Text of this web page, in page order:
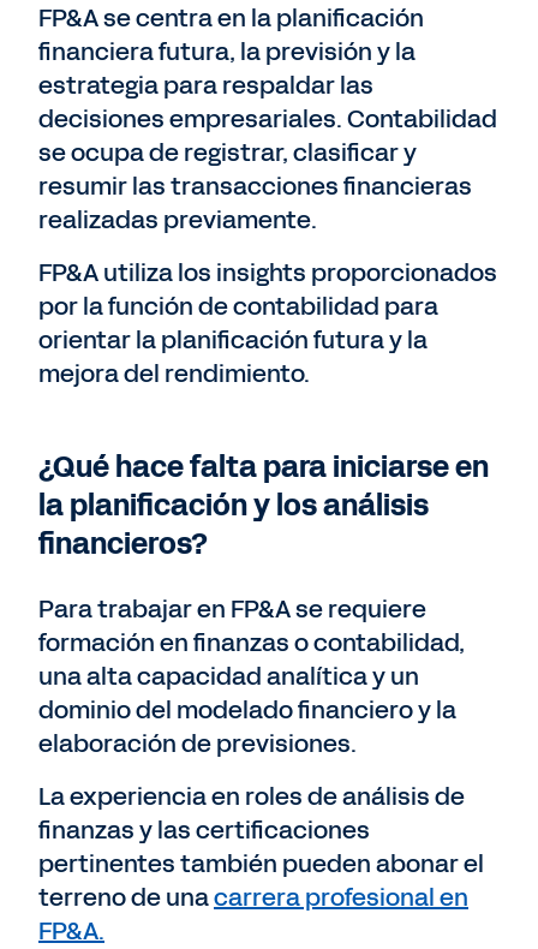
FP&A se centra en la planificación
financiera futura, la previsión y la
estrategia para respaldar las
decisiones empresariales. Contabilidad
se ocupa de registrar, clasificar y
resumir las transacciones financieras
realizadas previamente.
FP&A utiliza los insights proporcionados
por la función de contabilidad para
orientar la planificación futura y la
mejora del rendimiento.
¿Qué hace falta para iniciarse en
la planificación y los análisis
financieros?
Para trabajar en FP&A se requiere
formación en finanzas o contabilidad,
una alta capacidad analítica y un
dominio del modelado financiero y la
elaboración de previsiones.
La experiencia en roles de análisis de
finanzas y las certificaciones
pertinentes también pueden abonar el
terreno de unacarrera profesional en
FP&A.